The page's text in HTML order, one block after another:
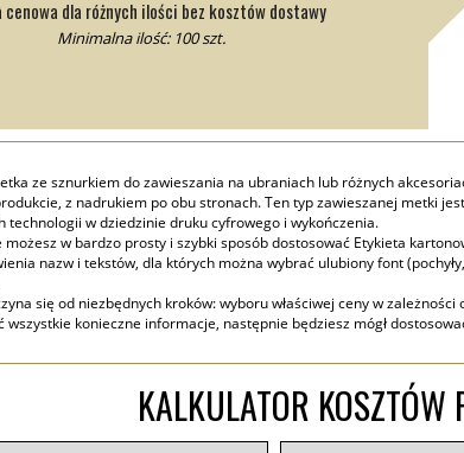
dla różnych ilości bez kosztów dostawy
Minimalna ilość: 100 szt.
ze sznurkiem do zawieszania na ubraniach lub różnych
z nadrukiem po obu stronach. Ten typ zawieszanej metki
technologii w dziedzinie druku cyfrowego i wykończenia.
możesz w bardzo prosty i szybki sposób dostosować Etykieta
nazw i tekstów, dla których można wybrać ulubiony font
się od niezbędnych kroków: wyboru właściwej ceny w
wszystkie konieczne informacje, następnie będziesz mógł
KALKULATOR